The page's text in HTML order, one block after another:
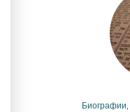
Биографии,